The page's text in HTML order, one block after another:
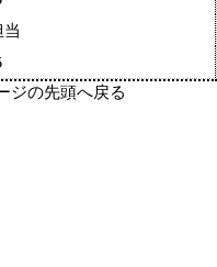
ジの先頭へ戻る